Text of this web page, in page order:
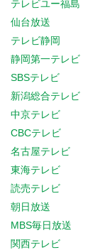
テレビユー福島
仙台放送
テレビ静岡
静岡第一テレビ
SBSテレビ
新潟総合テレビ
中京テレビ
CBCテレビ
名古屋テレビ
東海テレビ
読売テレビ
朝日放送
MBS毎日放送
関西テレビ